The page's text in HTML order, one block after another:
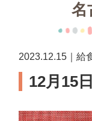
名
2023.12.15｜給
12月15